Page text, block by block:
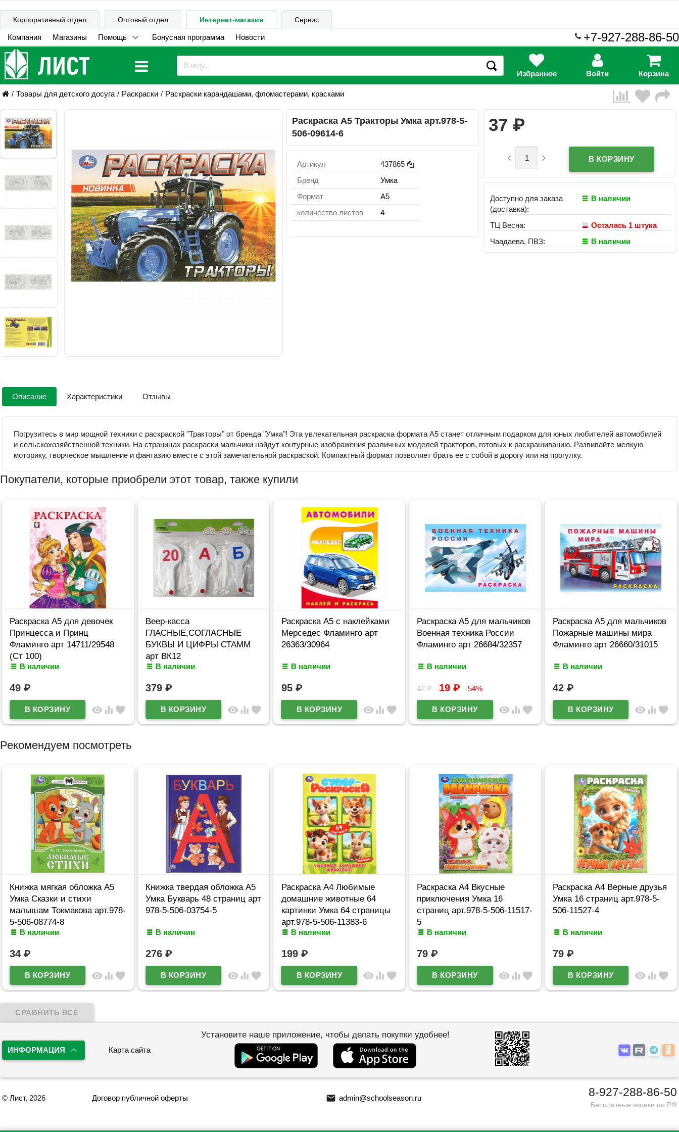
Корпоративный отдел Оптовый отдел Интернет-магазин Сервис
Компания Магазины Помощь Бонусная программа Новости +7-927-288-86-50
Избранное Войти Корзина
Товары для детского досуга Раскраски Раскраски карандашами, фломастерами, красками
Раскраска А5 Тракторы Умка арт.978-5-
506-09614-6
Артикул
437865
Бренд
Умка
Формат
А5
количество листов
4
37 ₽
 
Доступно для заказа
(доставка):
В наличии
ТЦ Весна:
Осталась 1 штука
Чаадаева, ПВЗ:
В наличии
Описание Характеристики Отзывы
Погрузитесь в мир мощной техники с раскраской "Тракторы" от бренда "Умка"! Эта увлекательная раскраска формата А5 станет отличным подарком для юных любителей автомобилей
и сельскохозяйственной техники. На страницах раскраски мальчики найдут контурные изображения различных моделей тракторов, готовых к раскрашиванию. Развивайте мелкую
моторику, творческое мышление и фантазию вместе с этой замечательной раскраской. Компактный формат позволяет брать ее с собой в дорогу или на прогулку.
Покупатели, которые приобрели этот товар, также купили
Раскраска А5 для девочек
Принцесса и Принц
Фламинго арт 14711/29548
(Ст 100)
В наличии
49 ₽
visibility equalizer favorite
Веер-касса
ГЛАСНЫЕ,СОГЛАСНЫЕ
БУКВЫ И ЦИФРЫ СТАММ
арт ВК12
В наличии
379 ₽
visibility equalizer favorite
Раскраска А5 с наклейками
Мерседес Фламинго арт
26363/30964
В наличии
95 ₽
visibility equalizer favorite
Раскраска А5 для мальчиков
Военная техника России
Фламинго арт 26684/32357
В наличии
42₽ 19₽ -54%
visibility equalizer favorite
Раскраска А5 для мальчиков
Пожарные машины мира
Фламинго арт 26660/31015
В наличии
42₽
visibility equalizer favorite
Рекомендуем посмотреть
Книжка мягкая обложка А5
Умка Сказки и стихи
малышам Токмакова арт.978-
5-506-08774-8
В наличии
34 ₽
visibility equalizer favorite
Книжка твердая обложка А5
Умка Букварь 48 страниц арт
978-5-506-03754-5
В наличии
276 ₽
visibility equalizer favorite
Раскраска А4 Любимые
домашние животные 64
картинки Умка 64 страницы
арт.978-5-506-11383-6
В наличии
199 ₽
visibility equalizer favorite
Раскраска А4 Вкусные
приключения Умка 16
страниц арт.978-5-506-11517-
5
В наличии
79₽
visibility equalizer favorite
Раскраска А4 Верные друзья
Умка 16 страниц арт.978-5-
506-11527-4
В наличии
79₽
visibility equalizer favorite
ИНФОРМАЦИЯ Карта сайта
Установите наше приложение, чтобы делать покупки удобнее!
© Лист, 2026 Договор публичной оферты email admin@schoolseason.ru 8-927-288-86-50
Бесплатные звонки по РФ